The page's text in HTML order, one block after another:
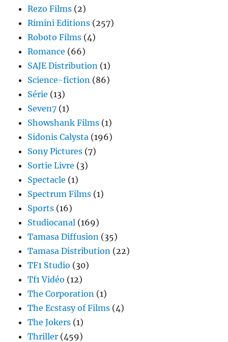
Rezo Films (2)
Rimini Editions (257)
Roboto Films (4)
Romance (66)
SAJE Distribution (1)
Science-fiction (86)
Série (13)
Seven7 (1)
Showshank Films (1)
Sidonis Calysta (196)
Sony Pictures (7)
Sortie Livre (3)
Spectacle (1)
Spectrum Films (1)
Sports (16)
Studiocanal (169)
Tamasa Diffusion (35)
Tamasa Distribution (22)
TF1 Studio (30)
Tf1 Vidéo (12)
The Corporation (1)
The Ecstasy of Films (4)
The Jokers (1)
Thriller (459)